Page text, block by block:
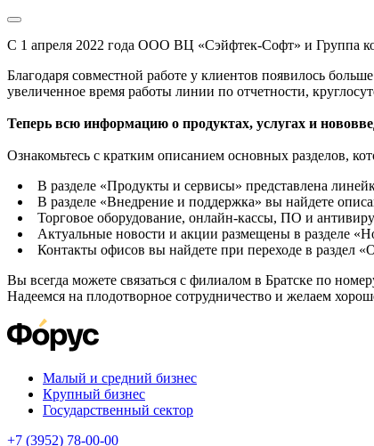
С 1 апреля 2022 года ООО ВЦ «Сэйфтек-Софт» и Группа
Благодаря совместной работе у клиентов появилось
увеличенное время работы линии по отчетности,
Теперь всю информацию о продуктах, услугах и
Ознакомьтесь с кратким описанием основных разделов,
В разделе «Продукты и сервисы» представлена
В разделе «Внедрение и поддержка» вы найдете
Торговое оборудование, онлайн-кассы, ПО и
Актуальные новости и акции размещены в разделе
Контакты офисов вы найдете при переходе в раздел
Вы всегда можете связаться с филиалом в Братске по
Надеемся на плодотворное сотрудничество и желаем
Малый и средний бизнес
Крупный бизнес
Государственный сектор
+7 (3952) 78-00-00